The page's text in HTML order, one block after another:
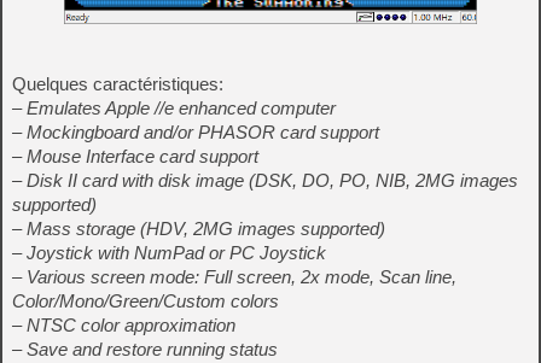
Quelques caractéristiques:
– Emulates Apple //e enhanced computer
– Mockingboard and/or PHASOR card support
– Mouse Interface card support
– Disk II card with disk image (DSK, DO, PO, NIB, 2MG images
supported)
– Mass storage (HDV, 2MG images supported)
– Joystick with NumPad or PC Joystick
– Various screen mode: Full screen, 2x mode, Scan line,
Color/Mono/Green/Custom colors
– NTSC color approximation
– Save and restore running status